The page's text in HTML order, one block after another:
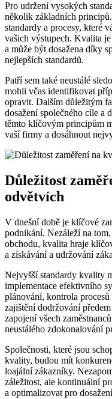
Pro udržení vysokých
několik základních
standardy a procesy, které
vašich výstupech. Kvalita
a může být dosažena díky
nejlepších standardů.
Patří sem také neustálé
mohli včas identifikovat
opravit. Dalším důležitým
dosažení společného cíle a
těmto klíčovým principům
vaší firmy a dosáhnout
Důležitost
odvětvích
V dnešní době je klíčové
podnikání. Nezáleží na
obchodu, kvalita hraje
a získávání a udržování
Nejvyšší standardy kvality
implementace efektivního
plánování, kontrola
zajištění dodržování
zapojení všech
neustálého zdokonalování
Společnosti, které jsou
kvality, budou mít
loajální zákazníky.
záležitost, ale kontinuální
a optimalizovat pro